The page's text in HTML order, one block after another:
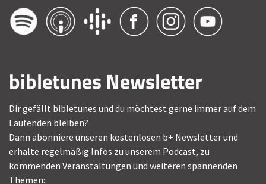
bibletunes Newsletter
Dir gefällt bibletunes und du möchtest gerne immer auf dem
Laufenden bleiben?
Dann abonniere unseren kostenlosen b+ Newsletter und
erhalte regelmäßig Infos zu unserem Podcast, zu
kommenden Veranstaltungen und weiteren spannenden
Themen: